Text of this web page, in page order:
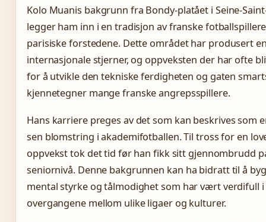
Kolo Muanis bakgrunn fra Bondy-platået i Seine-
legger ham inn i en tradisjon av franske
parisiske forstedene. Dette området har produsert
internasjonale stjerner, og oppveksten der har ofte
for å utvikle den tekniske ferdigheten og gaten
kjennetegner mange franske angrepsspillere.
Hans karriere preges av det som kan beskrives som
sen blomstring i akademifotballen. Til tross for en
oppvekst tok det tid før han fikk sitt gjennombrudd
seniornivå. Denne bakgrunnen kan ha bidratt til å
mental styrke og tålmodighet som har vært verdifull i
overgangene mellom ulike ligaer og kulturer.